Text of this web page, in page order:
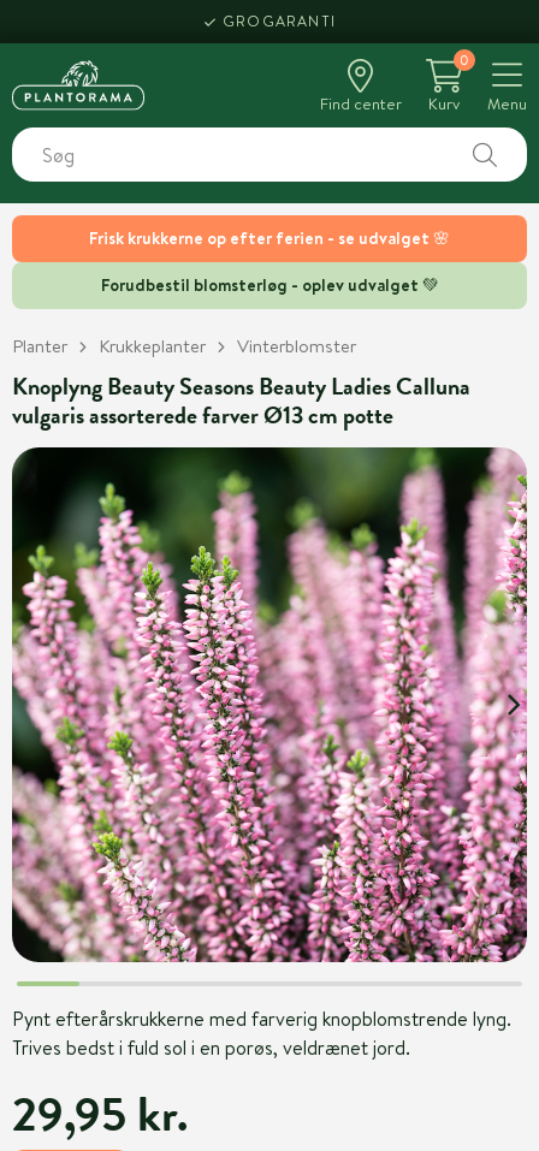
Frisk krukkerne op efter ferien - se udvalget 🌸
Forudbestil blomsterløg - oplev udvalget 💚
GROGARANTI
Find center
0
Kurv
Menu
Planter Krukkeplanter Vinterblomster
Knoplyng Beauty Seasons Beauty Ladies Calluna
vulgaris assorterede farver Ø13 cm potte
Pynt efterårskrukkerne med farverig knopblomstrende lyng.
Trives bedst i fuld sol i en porøs, veldrænet jord.
29,95 kr.